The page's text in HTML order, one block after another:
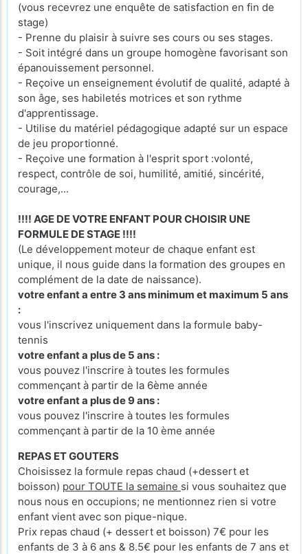
(vous recevrez une enquête de satisfaction en fin de
stage)
- Prenne du plaisir à suivre ses cours ou ses stages.
- Soit intégré dans un groupe homogène favorisant son
épanouissement personnel.
- Reçoive un enseignement évolutif de qualité, adapté à
son âge, ses habiletés motrices et son rythme
d'apprentissage.
- Utilise du matériel pédagogique adapté sur un espace
de jeu proportionné.
- Reçoive une formation à l'esprit sport :volonté,
respect, contrôle de soi, humilité, amitié, sincérité,
courage,...
!!!! AGE DE VOTRE ENFANT POUR CHOISIR UNE
FORMULE DE STAGE !!!!
(Le développement moteur de chaque enfant est
unique, il nous guide dans la formation des groupes en
complément de la date de naissance).
votre enfant a entre 3 ans minimum et maximum 5 ans
:
vous l'inscrivez uniquement dans la formule baby-
tennis
votre enfant a plus de 5 ans :
vous pouvez l'inscrire à toutes les formules
commençant à partir de la 6ème année
votre enfant a plus de 9 ans :
vous pouvez l'inscrire à toutes les formules
commençant à partir de la 10 ème année
REPAS ET GOUTERS
Choisissez la formule repas chaud (+dessert et
boisson) pour TOUTE la semaine si vous souhaitez que
nous nous en occupions; ne mentionnez rien si votre
enfant vient avec son pique-nique.
Prix repas chaud (+ dessert et boisson) 7€ pour les
enfants de 3 à 6 ans & 8.5€ pour les enfants de 7 ans et